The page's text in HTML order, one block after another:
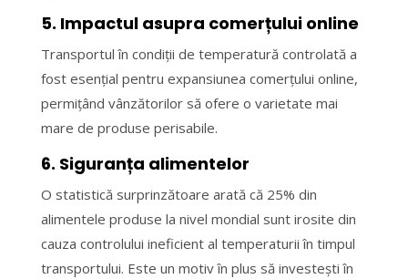
5. Impactul asupra comerțului online
Transportul în condiții de temperatură controlată a
fost esențial pentru expansiunea comerțului online,
permițând vânzătorilor să ofere o varietate mai
mare de produse perisabile.
6. Siguranța alimentelor
O statistică surprinzătoare arată că 25% din
alimentele produse la nivel mondial sunt irosite din
cauza controlului ineficient al temperaturii în timpul
transportului. Este un motiv în plus să investești în